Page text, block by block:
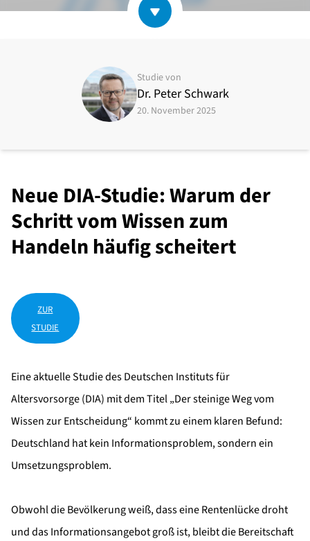
Studie von
Dr. Peter Schwark
20. November 2025
Neue DIA-Studie: Warum der
Schritt vom Wissen zum
Handeln häufig scheitert
ZUR
STUDIE
Eine aktuelle Studie des Deutschen Instituts für
Altersvorsorge (DIA) mit dem Titel „Der steinige Weg vom
Wissen zur Entscheidung“ kommt zu einem klaren Befund:
Deutschland hat kein Informationsproblem, sondern ein
Umsetzungsproblem.
Obwohl die Bevölkerung weiß, dass eine Rentenlücke droht
und das Informationsangebot groß ist, bleibt die Bereitschaft